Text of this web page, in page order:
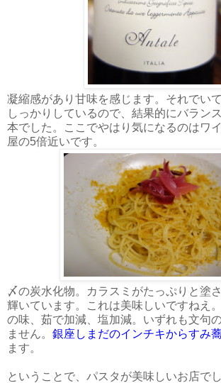
凝縮感があり甘味を感じます。それでい
しっかりしているので、結果的にバラン
本でした。ここでやはり気になるのはワ
屋の5倍近いです。
〆の炭水化物。カラスミがたっぷりと塗
輝いています。これは美味しいですねえ
の味、茹で加減、塩加減。いずれも文句
ません。 銀座しまだのインチキからすみ
ます。
ということで、パスタが美味しいお店で